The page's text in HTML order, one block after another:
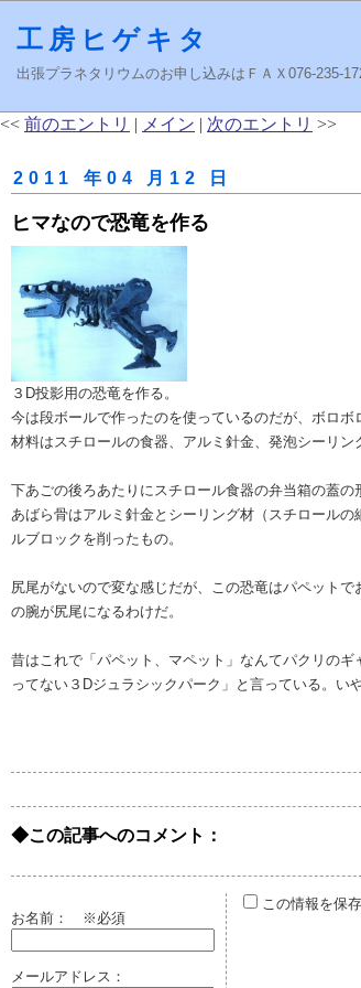
工房ヒゲキタ
出張プラネタリウムのお申し込みはＦＡＸ076-235-
<< 前のエントリ | メイン | 次のエントリ >>
2011 年04 月12 日
ヒマなので恐竜を作る
３D投影用の恐竜を作る。
今は段ボールで作ったのを使っているのだが、ボロボ
材料はスチロールの食器、アルミ針金、発泡シーリ
下あごの後ろあたりにスチロール食器の弁当箱の蓋の
あばら骨はアルミ針金とシーリング材（スチロール
ルブロックを削ったもの。
尻尾がないので変な感じだが、この恐竜はパペット
の腕が尻尾になるわけだ。
昔はこれで「パペット、マペット」なんてパクリの
ってない３Dジュラシックパーク」と言っている。い
◆この記事へのコメント：
お名前： ※必須
メールアドレス：
この情報を保